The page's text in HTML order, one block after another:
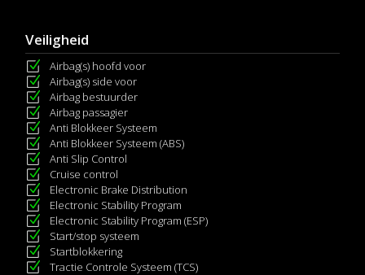
Veiligheid
Airbag(s) hoofd voor
Airbag(s) side voor
Airbag bestuurder
Airbag passagier
Anti Blokkeer Systeem
Anti Blokkeer Systeem (ABS)
Anti Slip Control
Cruise control
Electronic Brake Distribution
Electronic Stability Program
Electronic Stability Program (ESP)
Start/stop systeem
Startblokkering
Tractie Controle Systeem (TCS)